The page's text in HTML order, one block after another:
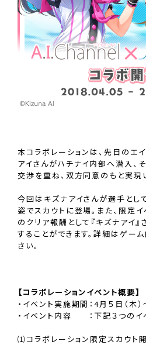
本コラボレーションは、先日のエ
アイさんがハチナイ内部へ潜入、
交渉を重ね、双方同意のもと実現
今回はキズナアイさんが選手とし
姿でスカウトに登場。また、限定イ
のクリア報酬として『キズナアイ
することができます。詳細はゲー
さい。
【コラボレーションイベント概要】
・イベント実施期間：4月５日（木
・イベント内容 ：下記３つのイ
⑴コラボレーション限定スカウト